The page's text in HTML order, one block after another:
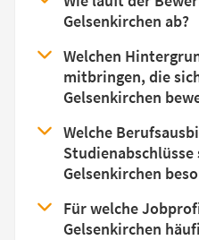
Gelsenkirchen ab?
Welchen
mitbringen, die
Gelsenkirchen
Welche
Gelsenkirchen
Für welche
Gelsenkirchen